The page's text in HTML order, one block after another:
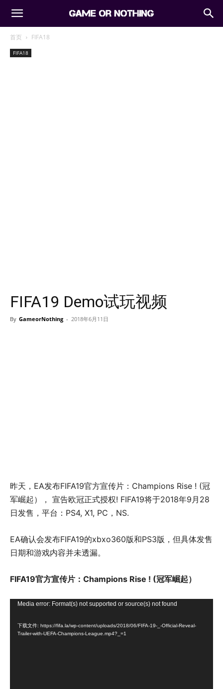
首页 FIFA18
FIFA18
FIFA19 Demo试玩视频
By GameorNothing - 2018年6月11日
昨天，EA发布FIFA19官方宣传片：Champions Rise ! (冠
军崛起）， 宣告欧冠正式授权! FIFA19将于2018年9月28
日发售，平台：PS4, X1, PC，NS.
EA确认会发布FIFA19的xbxo360版和PS3版，但具体发售
日期和游戏内容并未透漏。
FIFA19官方宣传片：Champions Rise ! (冠军崛起）
Media error: Format(s) not supported or source(s) not found
下载文件: https://fifa.la/wp-content/uploads/2018/06/FIFA-19-_-Official-Reveal-
Trailer-with-UEFA-Champions-League.mp4?_=1